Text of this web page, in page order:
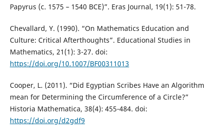
Papyrus (c. 1575 – 1540 BCE)”. Eras Journal, 19(1): 51-78.
Chevallard, Y. (1990). “On Mathematics Education and
Culture: Critical Afterthoughts”. Educational Studies in
Mathematics, 21(1): 3-27. doi:
https://doi.org/10.1007/BF00311013
Cooper, L. (2011). “Did Egyptian Scribes Have an Algorithm
mean for Determining the Circumference of a Circle?”
Historia Mathematica, 38(4): 455-484. doi:
https://doi.org/d2gdf9